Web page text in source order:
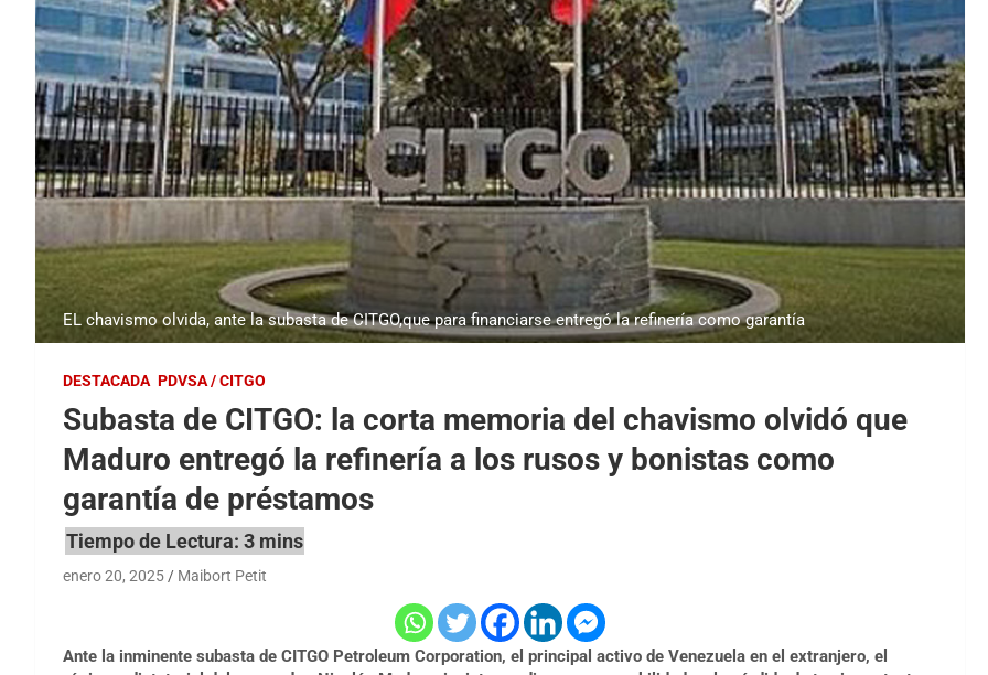
EL chavismo olvida, ante la subasta de CITGO,que para financiarse entregó la refinería como garantía
DESTACADA PDVSA / CITGO
Subasta de CITGO: la corta memoria del chavismo olvidó que
Maduro entregó la refinería a los rusos y bonistas como
garantía de préstamos
enero 20, 2025 Maibort Petit
Ante la inminente subasta de CITGO Petroleum Corporation, el principal activo de Venezuela en el extranjero, el